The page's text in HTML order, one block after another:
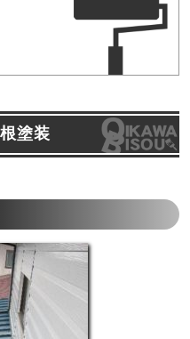
塗装